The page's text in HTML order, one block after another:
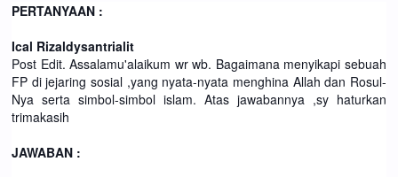
PERTANYAAN :
Ical Rizaldysantrialit
Post Edit. Assalamu'alaikum wr wb. Bagaimana menyikapi sebuah
FP di jejaring sosial ,yang nyata-nyata menghina Allah dan Rosul-
Nya serta simbol-simbol islam. Atas jawabannya ,sy haturkan
trimakasih
JAWABAN :